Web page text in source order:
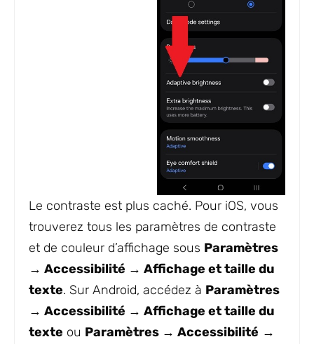
Le contraste est plus caché. Pour iOS, vous
trouverez tous les paramètres de contraste
et de couleur d’affichage sous Paramètres
→ Accessibilité → Affichage et taille du
texte. Sur Android, accédez à Paramètres
→ Accessibilité → Affichage et taille du
texte ou Paramètres → Accessibilité →